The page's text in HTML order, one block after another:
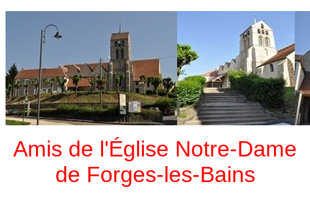
Amis de l'Église Notre-Dame
de Forges-les-Bains